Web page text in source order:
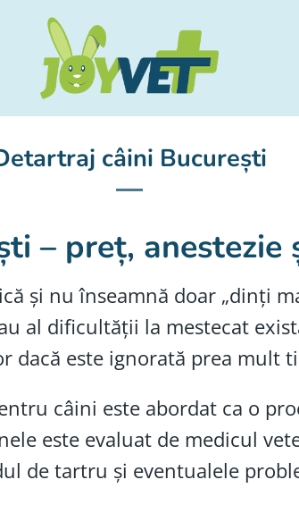
câini București
– preț, anestezie
și nu înseamnă doar „dinți
al dificultății la mestecat
dacă este ignorată prea mult
câini este abordat ca o
este evaluat de medicul
de tartru și eventualele